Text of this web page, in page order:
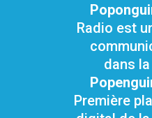
Radio est
dans
Première